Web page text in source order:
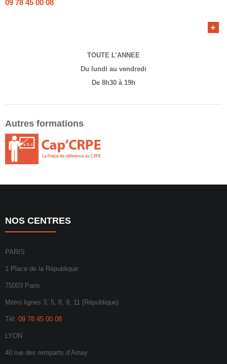
09 78 45 00 08
TOUTE L’ANNEE
Du lundi au vendredi
De 8h30 à 19h
Autres formations
NOS CENTRES
PARIS
1 Place de la République
75003 Paris
Métro lignes 3, 5, 8, 9, 11 (République)
Tél: 09 78 45 00 08
LYON
40 rue des remparts d’Ainay